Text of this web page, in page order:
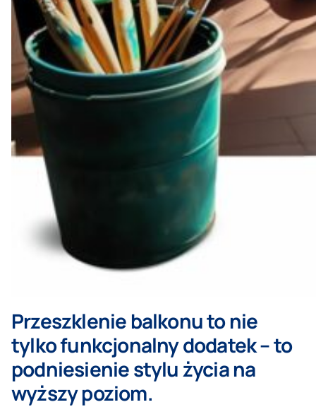
Przeszklenie balkonu to nie
tylko funkcjonalny dodatek – to
podniesienie stylu życia na
wyższy poziom.